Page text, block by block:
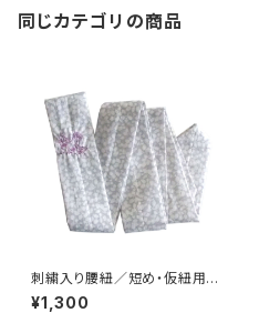
同じカテゴリの商品
刺繍入り腰紐／短め・仮紐用 1
0リバティグレー【コットンきもの
屋＊san】
¥1,300